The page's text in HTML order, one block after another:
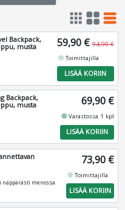
apps grid_view table_rows
Backpack,
musta
59,90 € 94,90 €
fiber_manual_record Toimittajilla
LISÄÄ KORIIN
Backpack,
musta
69,90 €
fiber_manual_recordVarastossa 1 kpl
LISÄÄ KORIIN
näppärästi menossa
73,90 €
fiber_manual_recordToimittajilla
LISÄÄ KORIIN